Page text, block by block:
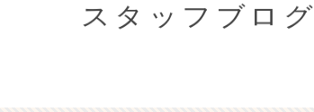
スタッフブログ